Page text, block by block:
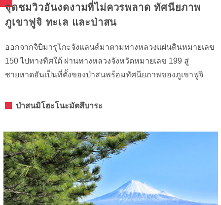
จุดชมวิวอันงดงามที่ไม่ควรพลาด ทัศนียภาพ
ภูเขาฟูจิ ทะเล และป่าสน
ออกจากจิบิมารุโกะจังแลนด์มาตามทางหลวงแผ่นดินหมายเลข
150 ไปทางทิศใต้ ผ่านทางหลวงจังหวัดหมายเลข 199 สู่
ชายหาดอันเป็นที่ตั้งของป่าสนพร้อมทัศนียภาพของภูเขาฟูจิ
ป่าสนมิโฮะโนะมัตสึบาระ